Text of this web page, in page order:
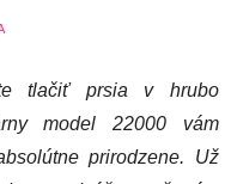
tlačiť prsia v hrubo
model 22000 vám
prirodzene. Už